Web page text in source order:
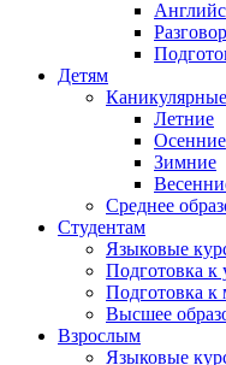
Детям
Летние
Осенние
Зимние
Среднее
Студентам
Языковые
Подготовка к
Подготовка
Высшее
Взрослым
Языковые